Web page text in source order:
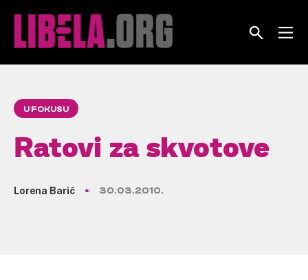
U FOKUSU
Ratovi za skvotove
Lorena Barić 30.03.2010.